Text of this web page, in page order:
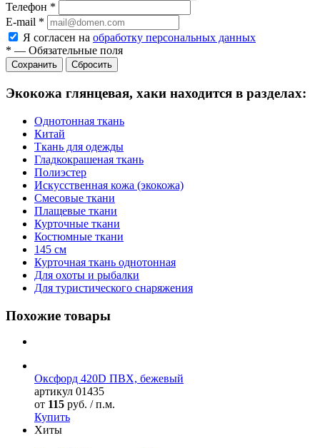
Телефон *
E-mail *
Я согласен на обработку персональных данных
* — Обязательные поля
Сбросить
Экокожа глянцевая, хаки находится в разделах:
Однотонная ткань
Китай
Ткань для одежды
Гладкокрашеная ткань
Полиэстер
Искусственная кожа (экокожа)
Смесовые ткани
Плащевые ткани
Курточные ткани
Костюмные ткани
145 см
Курточная ткань однотонная
Для охоты и рыбалки
Для туристического снаряжения
Похожие товары
Оксфорд 420D ПВХ, бежевый
артикул 01435
от 115 руб. / п.м.
Купить
Хиты